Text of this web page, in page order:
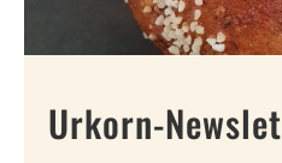
Urkorn-